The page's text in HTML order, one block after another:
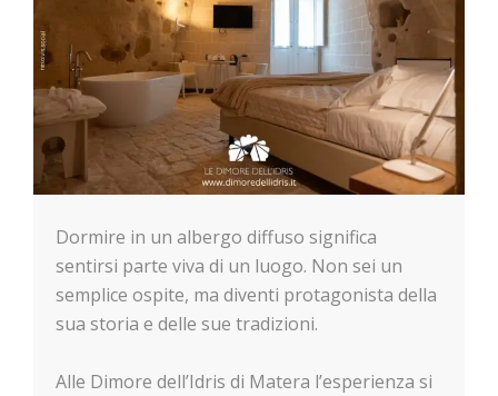
Dormire in un albergo diffuso significa
sentirsi parte viva di un luogo. Non sei un
semplice ospite, ma diventi protagonista della
sua storia e delle sue tradizioni.
Alle Dimore dell’Idris di Matera l’esperienza si